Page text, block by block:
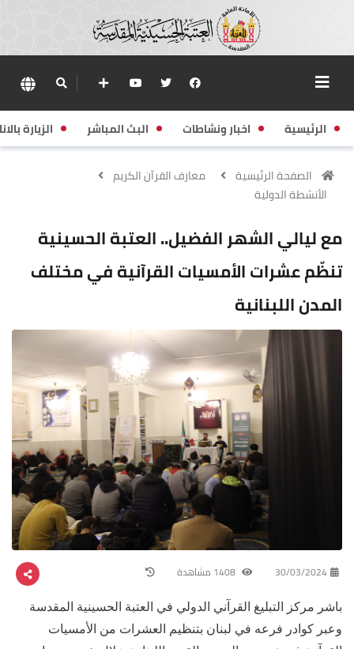
الرئيسية اخبار ونشاطات البث المباشر الزيارة
الصفحة الرئيسية
معارف القرآن الكريم
الأنشطة الدولية
مع ليالي الشهر الفضيل.. العتبة الحسينية
تنظّم عشرات الأمسيات القرآنية في مختلف
المدن اللبنانية
30/03/2024
باشر مركز التبليغ القرآني الدولي في العتبة الحسينية المقدسة
وعبر كوادر فرعه في لبنان بتنظيم العشرات من الأمسيات